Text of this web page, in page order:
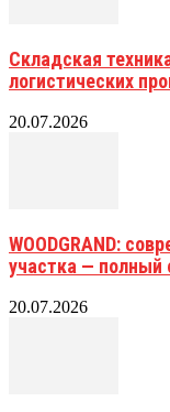
Складская
логистических
20.07.2026
WOODGRAND:
участка — полный
20.07.2026